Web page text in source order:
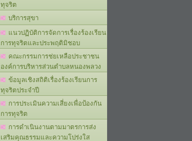
ทุจริต
บริการสุขา
แนวปฏิบัติการจัดการเรื่องร้องเรียน
การทุจริตและประพฤติมิชอบ
คณะกรรมการช่ยเหลือประชาชน
องค์การบริหารส่วนตำบลหนองพลวง
ข้อมูลเชิงสถิติเรื่องร้องเรียนการ
ทุจริตประจำปี
การประเมินความเสี่ยงเพื่อป้องกัน
การทุจริต
การดำเนินงานตามมาตรการส่ง
เสริมคุณธรรมและความโปร่งใส